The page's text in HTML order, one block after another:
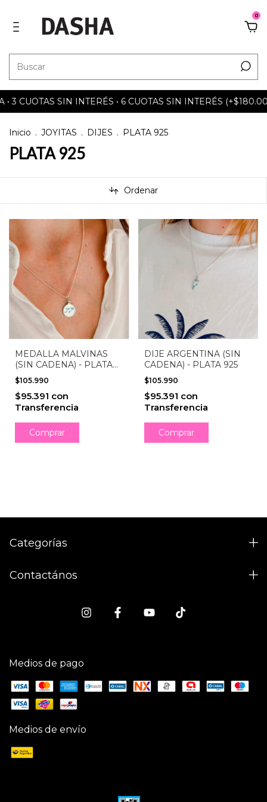
0
3 CUOTAS SIN INTERÉS • 6 CUOTAS SIN INTERÉS
Inicio . JOYITAS . DIJES . PLATA 925
PLATA 925
Ordenar
MEDALLA MALVINAS
(SIN CADENA) - PLATA
925
$105.990
$95.391 con
Transferencia
DIJE ARGENTINA (SIN
CADENA) - PLATA 925
$105.990
$95.391 con
Transferencia
Categorías
Contactános
Medios de pago
Medios de envío